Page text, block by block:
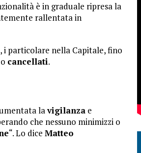
è in graduale ripresa la
rallentata in
particolare nella Capitale, fino
cancellati.
lavigilanza e
che nessuno minimizzi o
“. Lo dice Matteo